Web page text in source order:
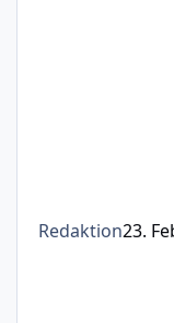
Redaktion23.